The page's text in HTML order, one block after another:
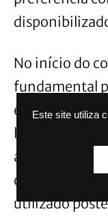
Este site utiliza
No início do
fundamental
em condições
há
antes da
disso, a
utilizado